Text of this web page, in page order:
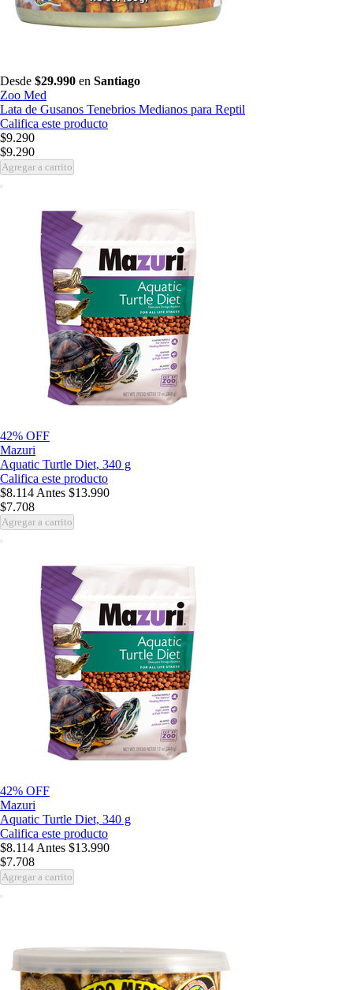
Desde $29.990 en Santiago
Zoo Med
Lata de Gusanos Tenebrios Medianos para Reptil
Califica este producto
$9.290
$9.290
Agregar a carrito
42% OFF
Mazuri
Aquatic Turtle Diet, 340 g
Califica este producto
$8.114 Antes $13.990
$7.708
Agregar a carrito
42% OFF
Mazuri
Aquatic Turtle Diet, 340 g
Califica este producto
$8.114 Antes $13.990
$7.708
Agregar a carrito